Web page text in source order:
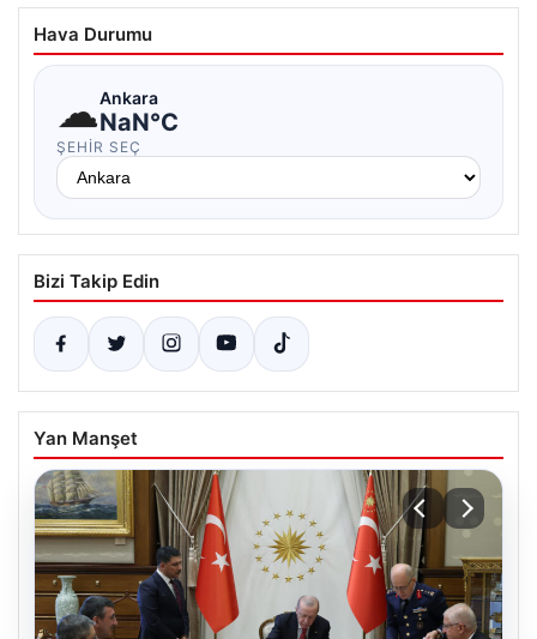
Hava Durumu
☁Ankara
NaN°C
ŞEHIR SEÇ
Bizi Takip Edin
Yan Manşet